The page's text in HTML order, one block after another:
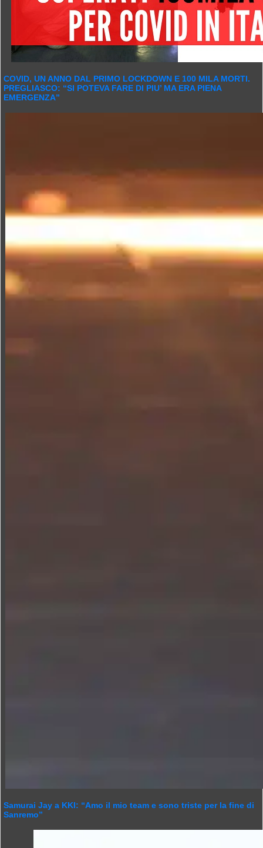
COVID, UN ANNO DAL PRIMO LOCKDOWN E 100 MILA MORTI.
PREGLIASCO: “SI POTEVA FARE DI PIU’ MA ERA PIENA
EMERGENZA”
Samurai Jay a KKI: “Amo il mio team e sono triste per la fine di
Sanremo”